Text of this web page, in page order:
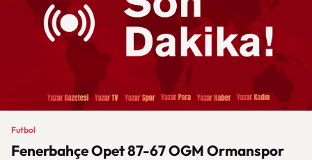
Futbol
Fenerbahçe Opet 87-67 OGM Ormanspor